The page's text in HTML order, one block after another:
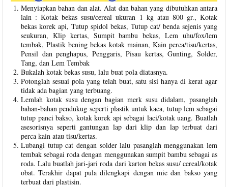
Menyiapkan bahan dan alat. Alat dan bahan yang dibutuhkan antara
lain : Kotak bekas susu/cereal ukuran 1 kg atau 800 gr., Kotak
bekas korek api, Tutup spidol bekas, Tutup cat/ benda sejenis yang
seukuran, Klip kertas, Sumpit bambu bekas, Lem uhu/fox/lem
tembak, Plastik bening bekas kotak mainan, Kain perca/tisu/kertas,
Pensil dan penghapus, Penggaris, Pisau kertas, Gunting, Solder,
Tang, dan Lem Tembak
Bukalah kotak bekas susu, lalu buat pola diatasnya.
Potonglah sesuai pola yang telah buat, satu sisi hanya di kerat agar
tidak ada bagian yang terbuang.
Lemlah kotak susu dengan bagian merk susu didalam, pasanglah
bahan-bahan pendukug seperti plastik untuk kaca, tutup lem sebagai
tutup panci bakso, kotak korek api sebagai laci/kotak uang. Buatlah
asesorisnya seperti gantungan lap dari klip dan lap terbuat dari
perca kain atau tisu/kertas.
Lubangi tutup cat dengan solder lalu pasanglah menggunakan lem
tembak sebagai roda dengan menggunakan sumpit bambu sebagai as
roda. Lalu buatlah jari-jari roda dari karton bekas susu/ cereal/kotak
obat. Terakhir dapat pula dilengkapi dengan mie dan bakso yang
terbuat dari plastisin.